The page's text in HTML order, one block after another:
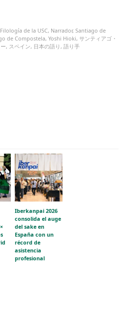
de la USC, Narrador,Santiago de
de Compostela,Yoshi Hioki, サンティアゴ・
, スペイン, 日本の語り ,語り手
Iberkanpai 2026
consolida el auge
del sake en
España con un
récord de
asistencia
profesional